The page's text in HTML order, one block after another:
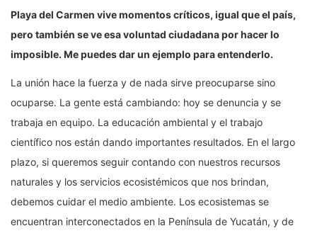
Playa del Carmen vive momentos críticos, igual que el país,
pero también se ve esa voluntad ciudadana por hacer lo
imposible. Me puedes dar un ejemplo para entenderlo.
La unión hace la fuerza y de nada sirve preocuparse sino
ocuparse. La gente está cambiando: hoy se denuncia y se
trabaja en equipo. La educación ambiental y el trabajo
científico nos están dando importantes resultados. En el largo
plazo, si queremos seguir contando con nuestros recursos
naturales y los servicios ecosistémicos que nos brindan,
debemos cuidar el medio ambiente. Los ecosistemas se
encuentran interconectados en la Península de Yucatán, y de